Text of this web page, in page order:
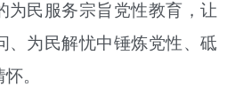
为民服务宗旨党性教育，让
、为民解忧中锤炼党性、砥
。